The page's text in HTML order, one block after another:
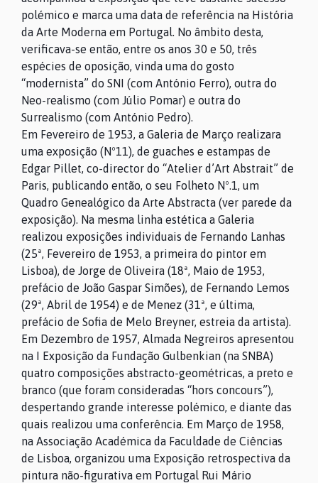
polémico e marca uma data de referência na História
da Arte Moderna em Portugal. No âmbito desta,
verificava-se então, entre os anos 30 e 50, três
espécies de oposição, vinda uma do gosto
“modernista” do SNI (com António Ferro), outra do
Neo-realismo (com Júlio Pomar) e outra do
Surrealismo (com António Pedro).
Em Fevereiro de 1953, a Galeria de Março realizara
uma exposição (Nº11), de guaches e estampas de
Edgar Pillet, co-director do “Atelier d’Art Abstrait” de
Paris, publicando então, o seu Folheto Nº.1, um
Quadro Genealógico da Arte Abstracta (ver parede da
exposição). Na mesma linha estética a Galeria
realizou exposições individuais de Fernando Lanhas
(25ª, Fevereiro de 1953, a primeira do pintor em
Lisboa), de Jorge de Oliveira (18ª, Maio de 1953,
prefácio de João Gaspar Simões), de Fernando Lemos
(29ª, Abril de 1954) e de Menez (31ª, e última,
prefácio de Sofia de Melo Breyner, estreia da artista).
Em Dezembro de 1957, Almada Negreiros apresentou
na I Exposição da Fundação Gulbenkian (na SNBA)
quatro composições abstracto-geométricas, a preto e
branco (que foram consideradas “hors concours”),
despertando grande interesse polémico, e diante das
quais realizou uma conferência. Em Março de 1958,
na Associação Académica da Faculdade de Ciências
de Lisboa, organizou uma Exposição retrospectiva da
pintura não-figurativa em Portugal Rui Mário